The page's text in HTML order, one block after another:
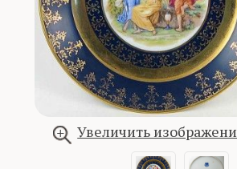
Увеличить